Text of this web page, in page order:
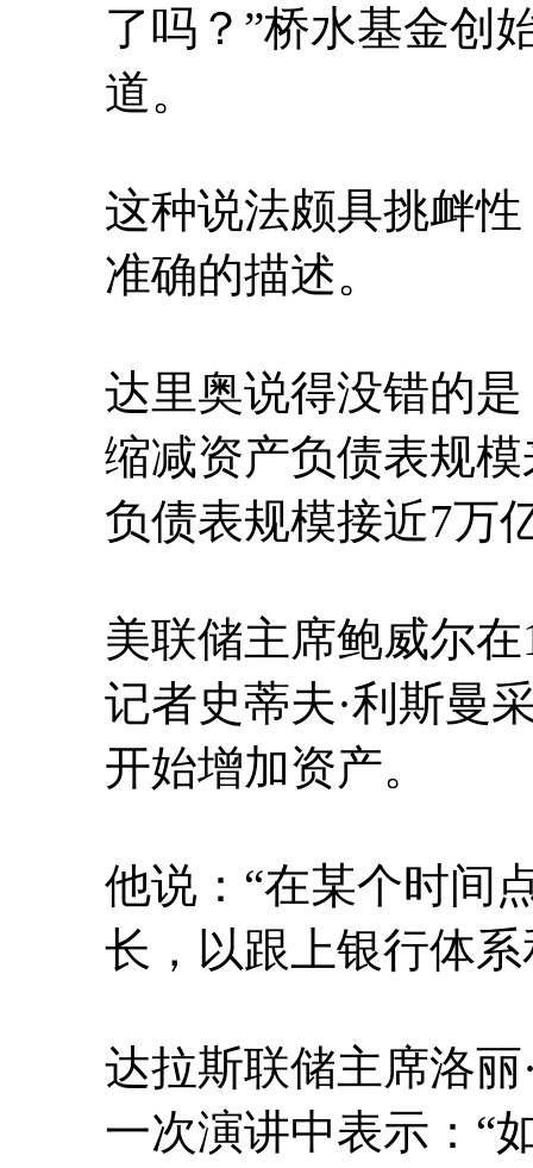
了吗？”桥水基金创
道。
这种说法颇具挑衅
准确的描述。
达里奥说得没错的
缩减资产负债表规
负债表规模接近7万
美联储主席鲍威尔
记者史蒂夫·利斯曼
开始增加资产。
他说：“在某个时间
长，以跟上银行体
达拉斯联储主席洛
一次演讲中表示：“